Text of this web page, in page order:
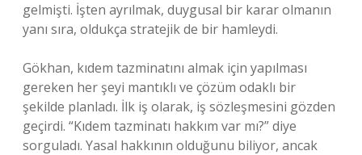
gelmişti. İşten ayrılmak, duygusal bir karar olmanın
yanı sıra, oldukça stratejik de bir hamleydi.
Gökhan, kıdem tazminatını almak için yapılması
gereken her şeyi mantıklı ve çözüm odaklı bir
şekilde planladı. İlk iş olarak, iş sözleşmesini gözden
geçirdi. “Kıdem tazminatı hakkım var mı?” diye
sorguladı. Yasal hakkının olduğunu biliyor, ancak